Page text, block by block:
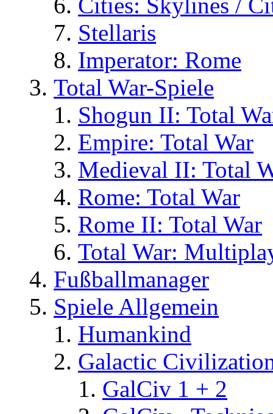
Stellaris
Imperator: Rome
Total War-Spiele
Shogun II: Total
Empire: Total War
Medieval II: Total
Rome: Total War
Rome II: Total War
Total War:
Fußballmanager
Spiele Allgemein
Humankind
Galactic
GalCiv 1 + 2